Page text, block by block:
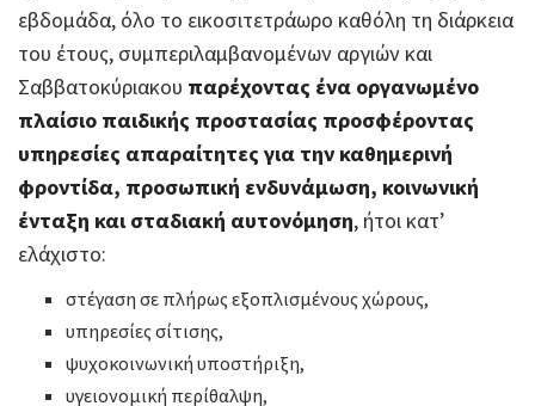
εβδομάδα, όλο το εικοσιτετράωρο καθόλη τη διάρκεια
του έτους, συμπεριλαμβανομένων αργιών και
Σαββατοκύριακου παρέχοντας ένα οργανωμένο
πλαίσιο παιδικής προστασίας προσφέροντας
υπηρεσίες απαραίτητες για την καθημερινή
φροντίδα, προσωπική ενδυνάμωση, κοινωνική
ένταξη και σταδιακή αυτονόμηση, ήτοι κατ’
ελάχιστο:
στέγαση σε πλήρως εξοπλισμένους χώρους,
υπηρεσίες σίτισης,
ψυχοκοινωνική υποστήριξη,
υγειονομική περίθαλψη,